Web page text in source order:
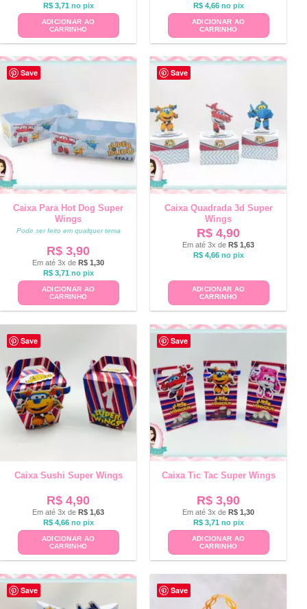
R$3,71 no pix
ADICIONAR AO
CARRINHO
R$4,66 no pix
ADICIONAR AO
CARRINHO
Save
Caixa Para Hot Dog Super
Wings
Pode ser feito em qualquer tema
R$ 3,90
Em até 3x de R$ 1,30
R$3,71 no pix
ADICIONAR AO
CARRINHO
Save
Caixa Quadrada 3d Super
Wings
R$ 4,90
Em até 3x de R$ 1,63
R$4,66 no pix
ADICIONAR AO
CARRINHO
Save
Caixa Sushi Super Wings
R$ 4,90
Em até 3x de R$ 1,63
R$4,66 no pix
ADICIONAR AO
CARRINHO
Save
Caixa Tic Tac Super Wings
R$ 3,90
Em até 3x de R$ 1,30
R$3,71 no pix
ADICIONAR AO
CARRINHO
Save Save